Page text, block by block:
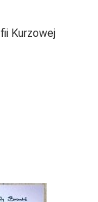
Kurzowej